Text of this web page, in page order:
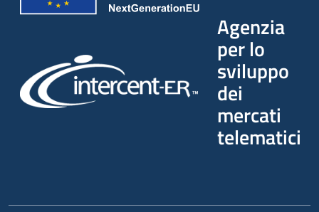
Agenzia
per lo
sviluppo
dei
mercati
telematici